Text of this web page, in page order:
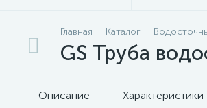
Металлопрокат
Главная Каталог
GS Труба
Описание Характеристики